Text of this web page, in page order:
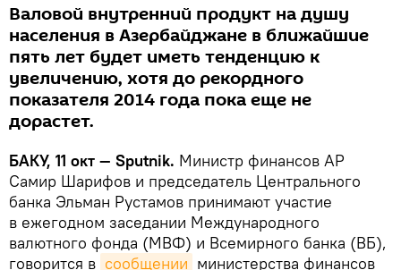
Валовой внутренний продукт на душу
населения в Азербайджане в ближайшие
пять лет будет иметь тенденцию к
увеличению, хотя до рекордного
показателя 2014 года пока еще не
дорастет.
БАКУ, 11 окт — Sputnik. Министр финансов АР
Самир Шарифов и председатель Центрального
банка Эльман Рустамов принимают участие
в ежегодном заседании Международного
валютного фонда (МВФ) и Всемирного банка (ВБ),
говорится в сообщении министерства финансов